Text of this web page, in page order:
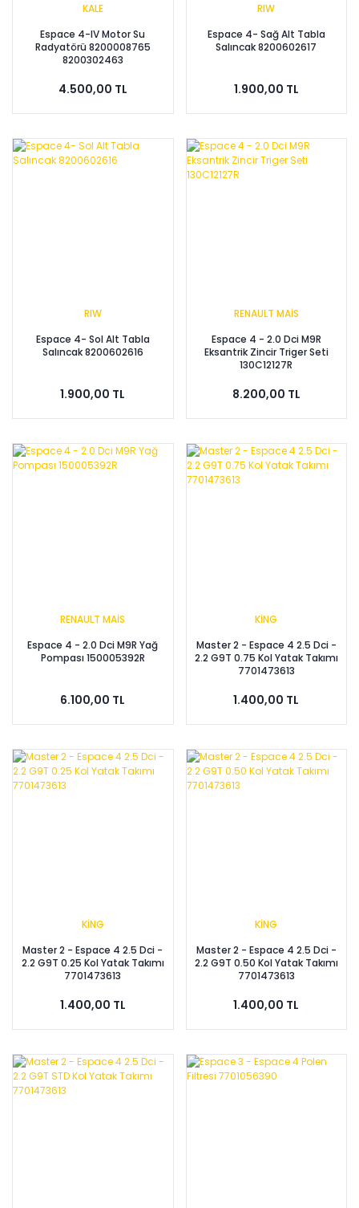
KALE
Espace 4-IV Motor Su
Radyatörü 8200008765
8200302463
4.500,00 TL
RIW
Espace 4- Sağ Alt Tabla
Salıncak 8200602617
1.900,00 TL
RIW
Espace 4- Sol Alt Tabla
Salıncak 8200602616
1.900,00 TL
RENAULT MAİS
Espace 4 - 2.0 Dci M9R
Eksantrik Zincir Triger Seti
130C12127R
8.200,00 TL
RENAULT MAİS
Espace 4 - 2.0 Dci M9R Yağ
Pompası 150005392R
6.100,00 TL
KİNG
Master 2 - Espace 4 2.5 Dci -
2.2 G9T 0.75 Kol Yatak Takımı
7701473613
1.400,00 TL
KİNG
Master 2 - Espace 4 2.5 Dci -
2.2 G9T 0.25 Kol Yatak Takımı
7701473613
1.400,00 TL
KİNG
Master 2 - Espace 4 2.5 Dci -
2.2 G9T 0.50 Kol Yatak Takımı
7701473613
1.400,00 TL